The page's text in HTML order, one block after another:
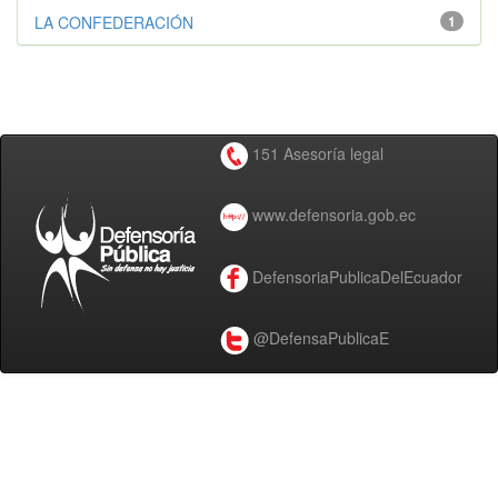
1
LA CONFEDERACIÓN
151 Asesoría legal
www.defensoria.gob.ec
DefensoriaPublicaDelEcuador
@DefensaPublicaE